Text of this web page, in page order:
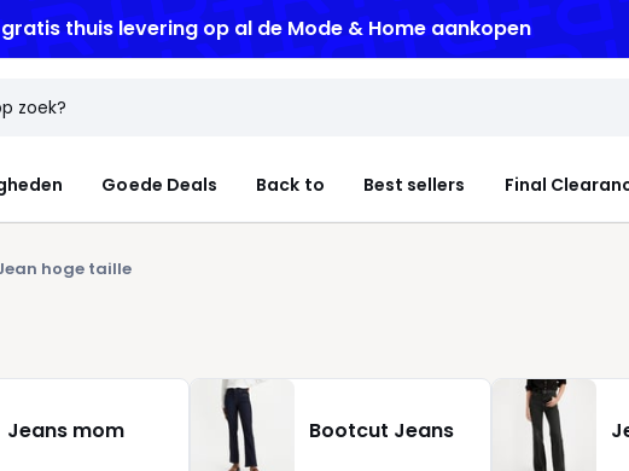
thuis leveringop al de Mode & Home aankopen
Goede Deals Back to Best sellers Final
hoge taille
Jeans mom Bootcut Jeans